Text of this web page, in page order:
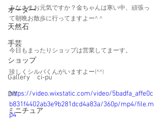
オーダー
天然石
手芸
ショップ
Gallery ci-pu
DIY
ミニチュア
みなさまお元気ですか？金ちゃんは寒い中、頑張っ
て朝晩お散歩に行ってますよー^ ^
今日もまったりショップは営業してまーす。
珍しくシルバくんがいますよー(^^)
https://video.wixstatic.com/video/5badfa_affe0c
b831f4402ab3e9b281dcd4a83a/360p/mp4/file.m
p4